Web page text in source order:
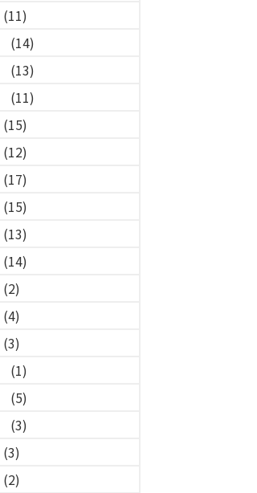
(11)
(14)
(13)
(11)
(15)
(12)
(17)
(15)
(13)
(14)
(2)
(4)
(3)
(1)
(5)
(3)
(3)
(2)